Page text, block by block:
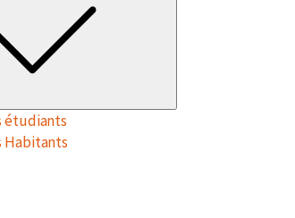
étudiants
Habitants